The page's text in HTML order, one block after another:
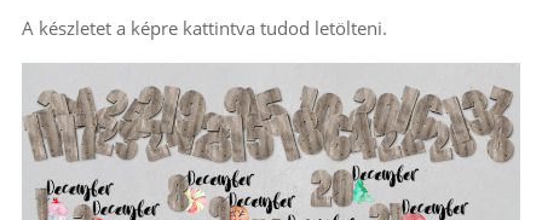
A készletet a képre kattintva tudod letölteni.